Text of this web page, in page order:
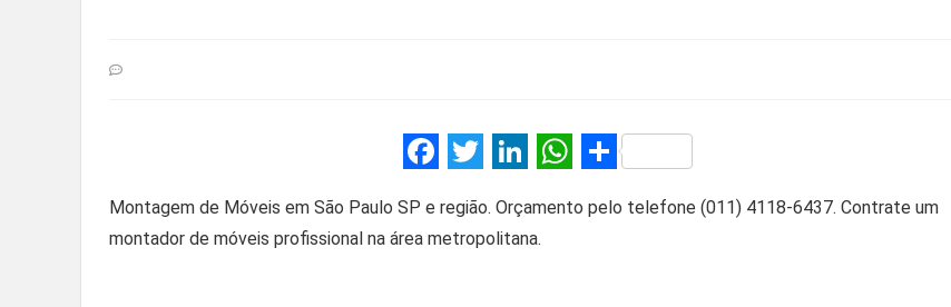
F
ce
b
T
tt
er
Li
ke
dI
W
at ar
Montagem de Móveis em São Paulo SP e região. Orçamento pelo telefone (011) 4118-6437. Contrate um
montador de móveis profissional na área metropolitana.